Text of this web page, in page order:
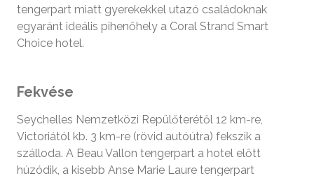
tengerpart miatt gyerekekkel utazó családoknak
egyaránt ideális pihenőhely a Coral Strand Smart
Choice hotel.
Fekvése
Seychelles Nemzetközi Repülőterétől 12 km-re,
Victoriától kb. 3 km-re (rövid autóútra) fekszik a
szálloda. A Beau Vallon tengerpart a hotel előtt
húzódik, a kisebb Anse Marie Laure tengerpart